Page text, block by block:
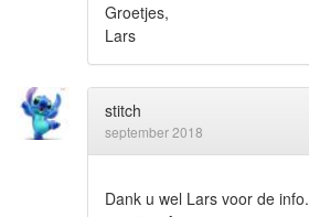
Groetjes,
Lars
stitch
september 2018
Dank u wel Lars voor de info.